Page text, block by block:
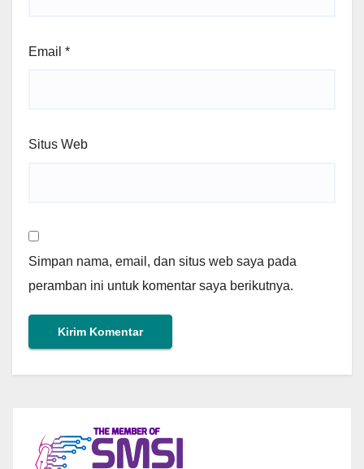
Email *
Situs Web
Simpan nama, email, dan situs web saya pada
peramban ini untuk komentar saya berikutnya.